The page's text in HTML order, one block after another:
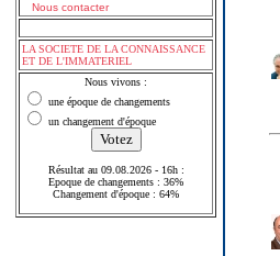
Nous contacter
LA SOCIETE DE LA CONNAISSANCE
ET DE L'IMMATERIEL
Nous vivons :
une époque de changements
un changement d'époque
Résultat au 09.08.2026 - 16h :
Epoque de changements : 36%
Changement d'époque : 64%